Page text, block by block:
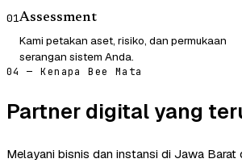
01Assessment
Kami petakan aset, risiko, dan permukaan
serangan sistem Anda.
04 — Kenapa Bee Mata
Partner digital yang
Melayani bisnis dan instansi di Jawa Barat